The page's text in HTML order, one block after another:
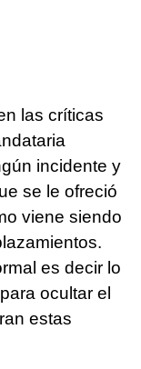
las críticas
incidente y
se le ofreció
viene siendo
es decir lo
ocultar el
estas